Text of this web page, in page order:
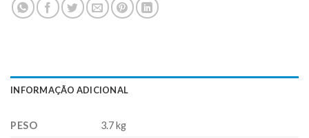
INFORMAÇÃO ADICIONAL
PESO 3.7 kg